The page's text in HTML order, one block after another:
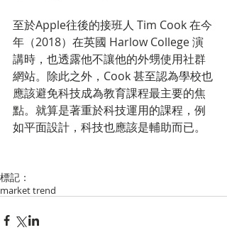
至於Apple往後的接班人 Tim Cook 在今
年（2018）在英國 Harlow College 演
講時，也透露他不讓他的外甥使用社群
網站。除此之外，Cook 甚至認為學校也
應該避免科技成為教育課程最主要的焦
點。就算是著重於科技運用的課程，例
如平面設計，科技也應該是輔助而已。
標記：
market trend